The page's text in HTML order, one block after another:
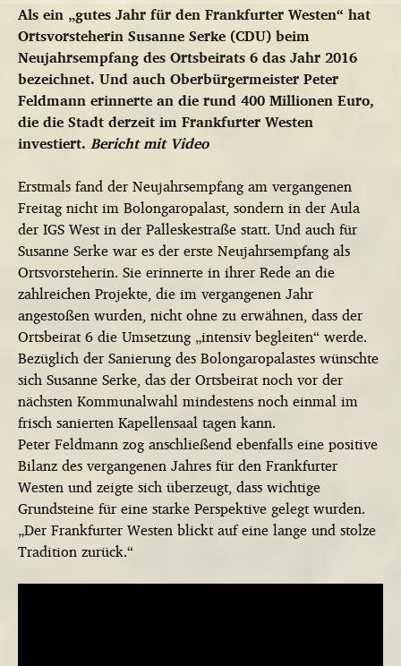
Als ein „gutes Jahr für den Frankfurter Westen“ hat
Ortsvorsteherin Susanne Serke (CDU) beim
Neujahrsempfang des Ortsbeirats 6 das Jahr 2016
bezeichnet. Und auch Oberbürgermeister Peter
Feldmann erinnerte an die rund 400 Millionen Euro,
die die Stadt derzeit im Frankfurter Westen
investiert. Bericht mit Video
Erstmals fand der Neujahrsempfang am vergangenen
Freitag nicht im Bolongaropalast, sondern in der Aula
der IGS West in der Palleskestraße statt. Und auch für
Susanne Serke war es der erste Neujahrsempfang als
Ortsvorsteherin. Sie erinnerte in ihrer Rede an die
zahlreichen Projekte, die im vergangenen Jahr
angestoßen wurden, nicht ohne zu erwähnen, dass der
Ortsbeirat 6 die Umsetzung „intensiv begleiten“ werde.
Bezüglich der Sanierung des Bolongaropalastes wünschte
sich Susanne Serke, das der Ortsbeirat noch vor der
nächsten Kommunalwahl mindestens noch einmal im
frisch sanierten Kapellensaal tagen kann.
Peter Feldmann zog anschließend ebenfalls eine positive
Bilanz des vergangenen Jahres für den Frankfurter
Westen und zeigte sich überzeugt, dass wichtige
Grundsteine für eine starke Perspektive gelegt wurden.
„Der Frankfurter Westen blickt auf eine lange und stolze
Tradition zurück.“